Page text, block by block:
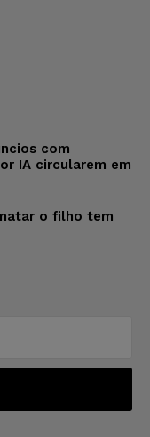
com
IA circularem em
o filho tem